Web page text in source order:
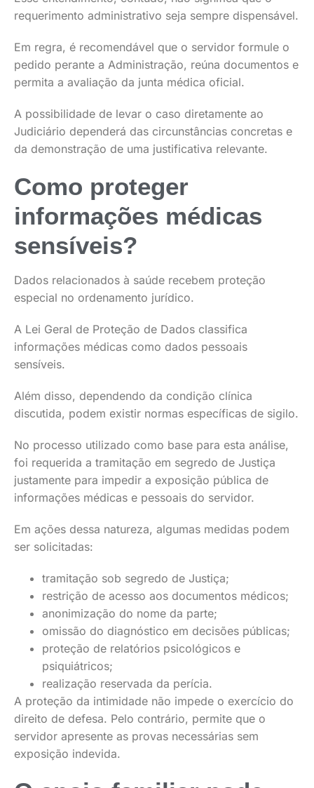
requerimento administrativo seja sempre dispensável.
Em regra, é recomendável que o servidor formule o
pedido perante a Administração, reúna documentos e
permita a avaliação da junta médica oficial.
A possibilidade de levar o caso diretamente ao
Judiciário dependerá das circunstâncias concretas e
da demonstração de uma justificativa relevante.
Como proteger
informações médicas
sensíveis?
Dados relacionados à saúde recebem proteção
especial no ordenamento jurídico.
A Lei Geral de Proteção de Dados classifica
informações médicas como dados pessoais
sensíveis.
Além disso, dependendo da condição clínica
discutida, podem existir normas específicas de sigilo.
No processo utilizado como base para esta análise,
foi requerida a tramitação em segredo de Justiça
justamente para impedir a exposição pública de
informações médicas e pessoais do servidor.
Em ações dessa natureza, algumas medidas podem
ser solicitadas:
tramitação sob segredo de Justiça;
restrição de acesso aos documentos médicos;
anonimização do nome da parte;
omissão do diagnóstico em decisões públicas;
proteção de relatórios psicológicos e
psiquiátricos;
realização reservada da perícia.
A proteção da intimidade não impede o exercício do
direito de defesa. Pelo contrário, permite que o
servidor apresente as provas necessárias sem
exposição indevida.